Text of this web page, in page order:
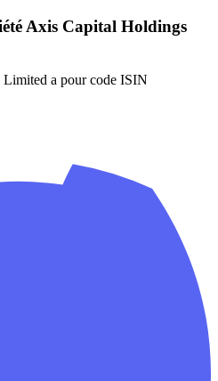
Axis Capital Holdings
a pour code ISIN